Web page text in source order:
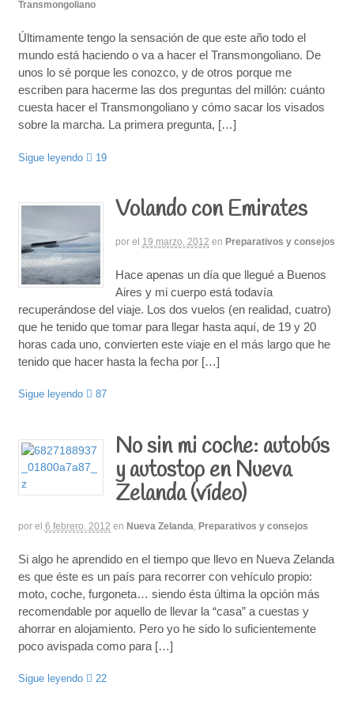
Transmongoliano
Últimamente tengo la sensación de que este año todo el
mundo está haciendo o va a hacer el Transmongoliano. De
unos lo sé porque les conozco, y de otros porque me
escriben para hacerme las dos preguntas del millón: cuánto
cuesta hacer el Transmongoliano y cómo sacar los visados
sobre la marcha. La primera pregunta, […]
Sigue leyendo 19
Volando con Emirates
por el 19 marzo, 2012 en Preparativos y consejos
Hace apenas un día que llegué a Buenos
Aires y mi cuerpo está todavía
recuperándose del viaje. Los dos vuelos (en realidad, cuatro)
que he tenido que tomar para llegar hasta aquí, de 19 y 20
horas cada uno, convierten este viaje en el más largo que he
tenido que hacer hasta la fecha por […]
Sigue leyendo 87
No sin mi coche: autobús
y autostop en Nueva
Zelanda (vídeo)
por el 6 febrero, 2012 en Nueva Zelanda, Preparativos y consejos
Si algo he aprendido en el tiempo que llevo en Nueva Zelanda
es que éste es un país para recorrer con vehículo propio:
moto, coche, furgoneta… siendo ésta última la opción más
recomendable por aquello de llevar la “casa” a cuestas y
ahorrar en alojamiento. Pero yo he sido lo suficientemente
poco avispada como para […]
Sigue leyendo 22